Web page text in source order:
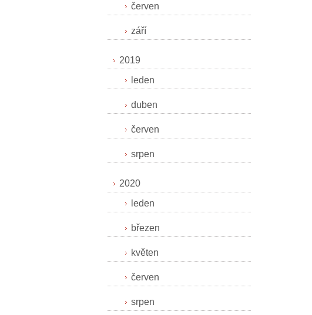
červen
září
2019
leden
duben
červen
srpen
2020
leden
březen
květen
červen
srpen